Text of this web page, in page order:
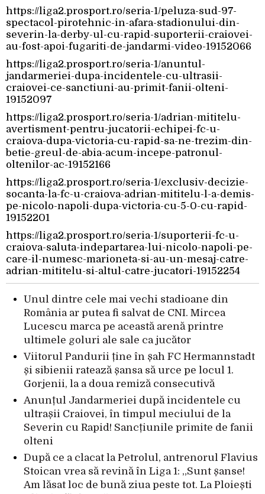
https://liga2.prosport.ro/seria-1/peluza-sud-97-
spectacol-pirotehnic-in-afara-stadionului-din-
severin-la-derby-ul-cu-rapid-suporterii-craiovei-
au-fost-apoi-fugariti-de-jandarmi-video-19152066
https://liga2.prosport.ro/seria-1/anuntul-
jandarmeriei-dupa-incidentele-cu-ultrasii-
craiovei-ce-sanctiuni-au-primit-fanii-olteni-
19152097
https://liga2.prosport.ro/seria-1/adrian-mititelu-
avertisment-pentru-jucatorii-echipei-fc-u-
craiova-dupa-victoria-cu-rapid-sa-ne-trezim-din-
betie-greul-de-abia-acum-incepe-patronul-
oltenilor-ac-19152166
https://liga2.prosport.ro/seria-1/exclusiv-decizie-
socanta-la-fc-u-craiova-adrian-mititelu-l-a-demis-
pe-nicolo-napoli-dupa-victoria-cu-5-0-cu-rapid-
19152201
https://liga2.prosport.ro/seria-1/suporterii-fc-u-
craiova-saluta-indepartarea-lui-nicolo-napoli-pe-
care-il-numesc-marioneta-si-au-un-mesaj-catre-
adrian-mititelu-si-altul-catre-jucatori-19152254
Unul dintre cele mai vechi stadioane din
România ar putea fi salvat de CNI. Mircea
Lucescu marca pe această arenă printre
ultimele goluri ale sale ca jucător
Viitorul Pandurii ține în șah FC Hermannstadt
și sibienii ratează șansa să urce pe locul 1.
Gorjenii, la a doua remiză consecutivă
Anunțul Jandarmeriei după incidentele cu
ultrașii Craiovei, în timpul meciului de la
Severin cu Rapid! Sancțiunile primite de fanii
olteni
După ce a clacat la Petrolul, antrenorul Flavius
Stoican vrea să revină în Liga 1: „Sunt șanse!
Am lăsat loc de bună ziua peste tot. La Ploiești